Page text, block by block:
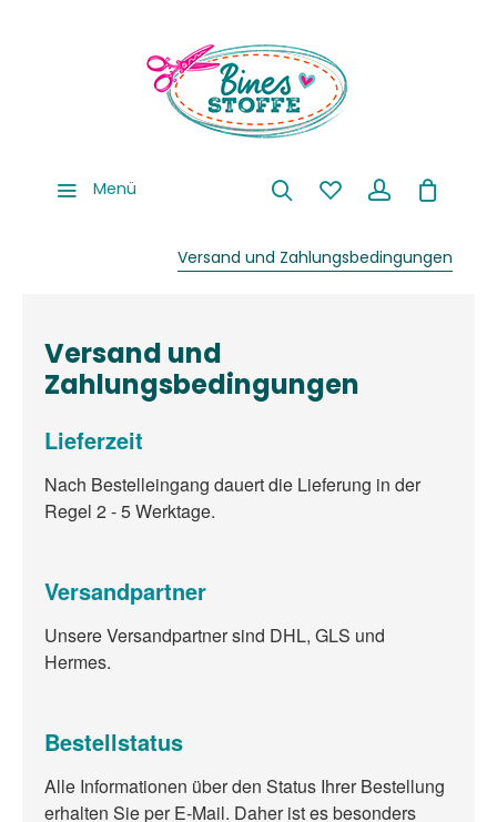
Menü
Versand und Zahlungsbedingungen
Versand und
Zahlungsbedingungen
Lieferzeit
Nach Bestelleingang dauert die Lieferung in der
Regel 2 - 5 Werktage.
Versandpartner
Unsere Versandpartner sind DHL, GLS und
Hermes.
Bestellstatus
Alle Informationen über den Status Ihrer Bestellung
erhalten Sie per E-Mail. Daher ist es besonders